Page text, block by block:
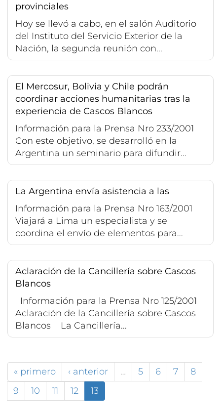
provinciales
Hoy se llevó a cabo, en el salón Auditorio
del Instituto del Servicio Exterior de la
Nación, la segunda reunión con...
El Mercosur, Bolivia y Chile podrán
coordinar acciones humanitarias tras la
experiencia de Cascos Blancos
Información para la Prensa Nro 233/2001
Con este objetivo, se desarrolló en la
Argentina un seminario para difundir...
La Argentina envía asistencia a las
Información para la Prensa Nro 163/2001
Viajará a Lima un especialista y se
coordina el envío de elementos para...
Aclaración de la Cancillería sobre Cascos
Blancos
Información para la Prensa Nro 125/2001
Aclaración de la Cancillería sobre Cascos
Blancos La Cancillería...
« primero ‹ anterior … 5 6 7
8
9
10 11 12 13